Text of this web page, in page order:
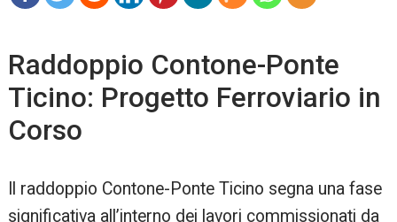
Raddoppio Contone-Ponte
Ticino: Progetto Ferroviario in
Corso
Il raddoppio Contone-Ponte Ticino segna una fase
significativa all’interno dei lavori commissionati da